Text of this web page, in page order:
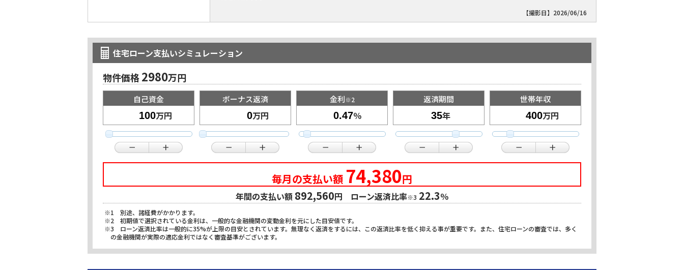
【撮影日】2026/06/16
住宅ローン支払いシミュレーション
物件価格2980万円
自己資金
万円
ボーナス返済
万円
金利※2
％
返済期間
年
世帯年収
万円
毎月の支払い額 74,380円
年間の支払い額 892,560円 ローン返済比率※3 22.3％
※1 別途、諸経費がかかります。
※2 初期値で選択されている金利は、一般的な金融機関の変動金利を元にした目安値です。
※3 ローン返済比率は一般的に35%が上限の目安とされています。無理なく返済をするには、この返済比率を低く抑える事が重要です。また、住宅ローンの審査では、多く
の金融機関が実際の適応金利ではなく審査基準がございます。